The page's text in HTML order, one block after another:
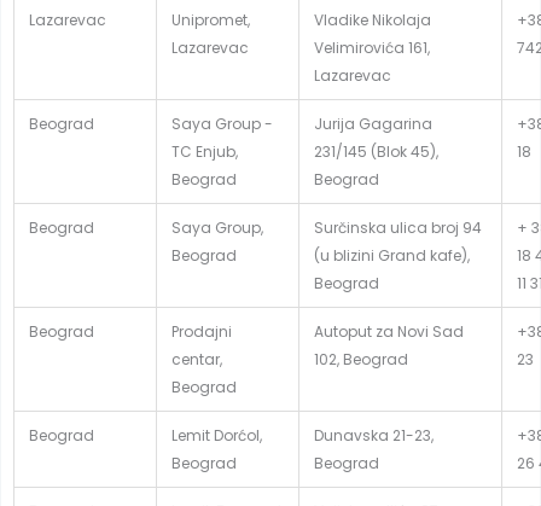
Lazarevac
Unipromet,
Lazarevac
Vladike Nikolaja
Velimirovića 161,
Lazarevac
Beograd
Saya Group -
TC Enjub,
Beograd
Jurija Gagarina
231/145 (Blok 45),
Beograd
18
Beograd
Saya Group,
Beograd
Surčinska ulica broj 94
(u blizini Grand kafe),
Beograd
+
18
11
Beograd
Prodajni
centar,
Beograd
Autoput za Novi Sad
102, Beograd
23
Beograd
Lemit Dorćol,
Beograd
Dunavska 21-23,
Beograd
26